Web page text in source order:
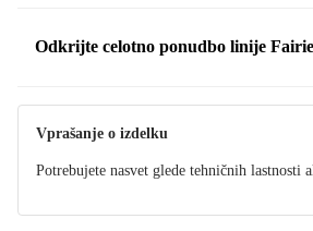
Odkrijte celotno ponudbo linije
Vprašanje o izdelku
Potrebujete nasvet glede tehničnih lastnosti